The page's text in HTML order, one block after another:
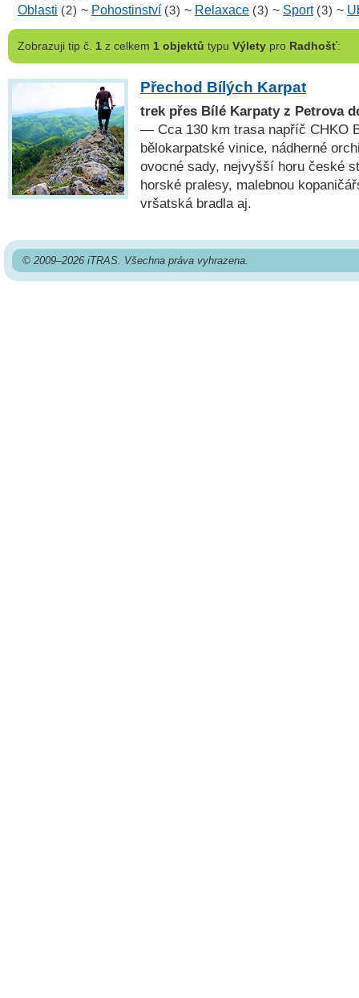
Oblasti (2) ~ Pohostinství (3) ~ Relaxace (3) ~ Sport (3) ~
Zobrazujitip č. 1z celkem 1 objektů typu Výletypro Radhošť:
Přechod Bílých Karpat
trek přes Bílé Karpaty z Petrova
— Cca 130 km trasa napříč CHKO
bělokarpatské vinice, nádherné
ovocné sady, nejvyšší horu české
horské pralesy, malebnou
vršatská bradla aj.
© 2009–2026 iTRAS. Všechna práva vyhrazena.